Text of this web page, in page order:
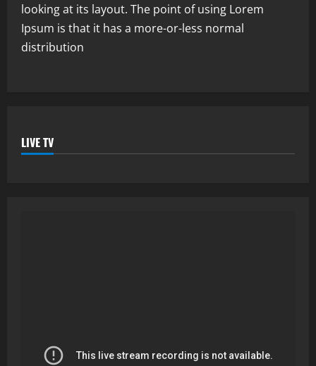
looking at its layout. The point of using Lorem
Ipsum is that it has a more-or-less normal
distribution
LIVE TV